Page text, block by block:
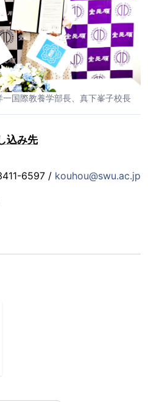
一国際教養学部長、真下峯子校長
込み先
6597 / kouhou@swu.ac.jp